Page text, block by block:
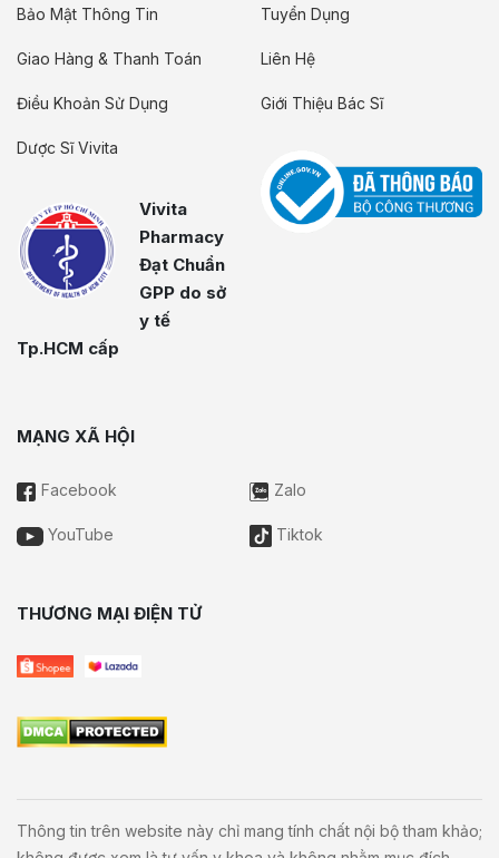
Bảo Mật Thông Tin
Giao Hàng & Thanh Toán
Điều Khoản Sử Dụng
Dược Sĩ Vivita
Vivita
Pharmacy
Đạt Chuẩn
GPP do sở
y tế
Tp.HCM cấp
Tuyển Dụng
Liên Hệ
Giới Thiệu Bác Sĩ
MẠNG XÃ HỘI
Facebook Zalo
YouTube Tiktok
THƯƠNG MẠI ĐIỆN TỬ
Thông tin trên website này chỉ mang tính chất nội bộ tham khảo;